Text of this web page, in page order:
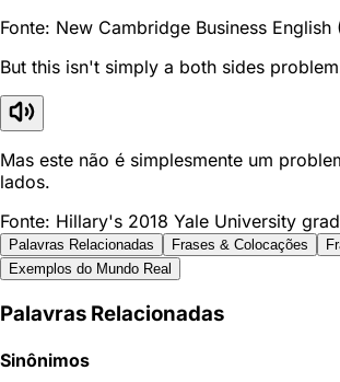
Fonte: New Cambridge Business English
But this isn't simply a both sides
Mas este não é simplesmente um
lados.
Fonte: Hillary's 2018 Yale University
Palavras Relacionadas Frases & Colocações
Exemplos do Mundo Real
Palavras Relacionadas
Sinônimos